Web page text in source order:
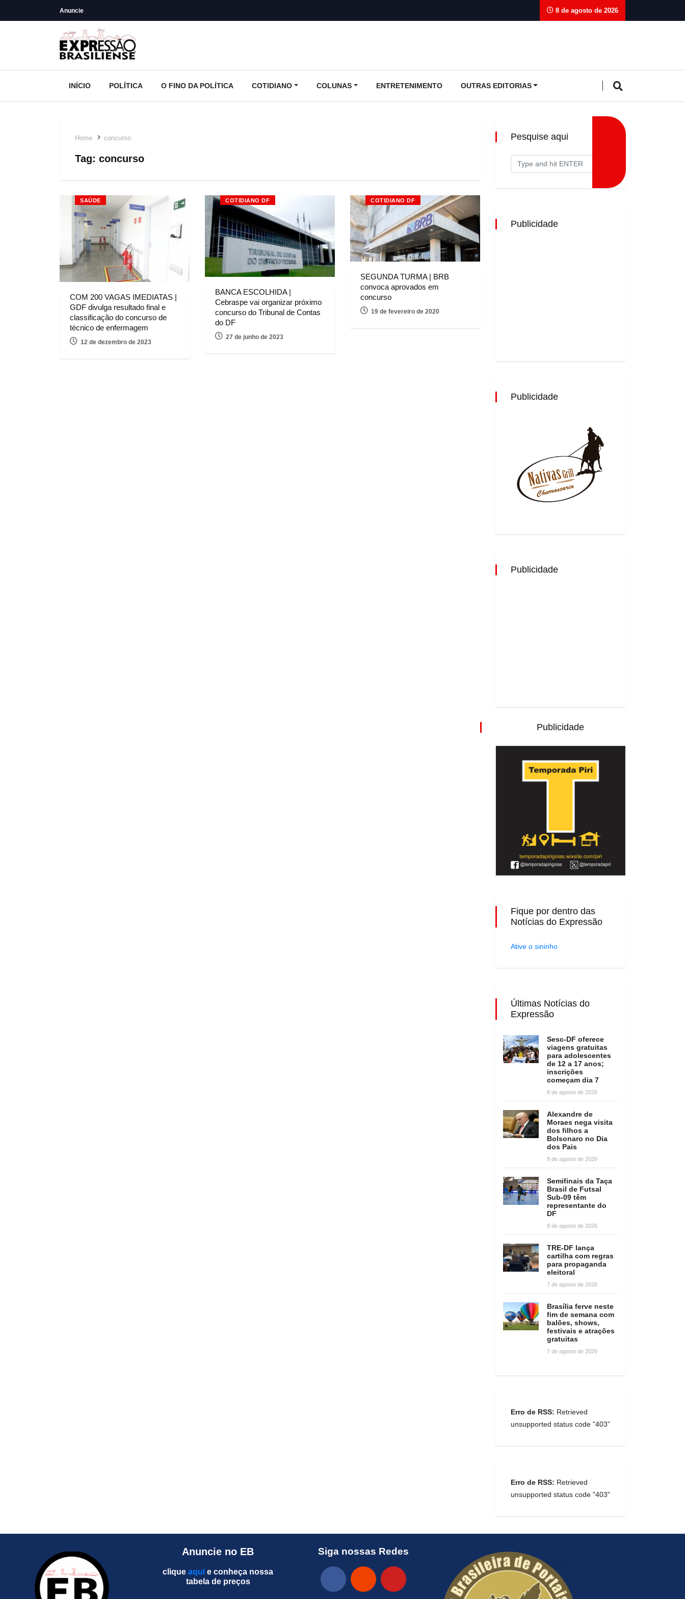
Anuncie 8 de agosto de 2026
INÍCIO POLÍTICA O FINO DA POLÍTICA COTIDIANO COLUNAS ENTRETENIMENTO OUTRAS EDITORIAS
Home concurso
Tag: concurso
SAÚDE
COM 200 VAGAS IMEDIATAS |
GDF divulga resultado final e
classificação do concurso de
técnico de enfermagem
12 de dezembro de 2023
COTIDIANO DF
BANCA ESCOLHIDA |
Cebraspe vai organizar próximo
concurso do Tribunal de Contas
do DF
27 de junho de 2023
COTIDIANO DF
SEGUNDA TURMA | BRB
convoca aprovados em
concurso
19 de fevereiro de 2020
Pesquise aqui
Publicidade
Publicidade
Publicidade
Publicidade
Fique por dentro das
Notícias do Expressão
Ative o sininho
Últimas Notícias do
Expressão
Sesc-DF oferece
viagens gratuitas
para adolescentes
de 12 a 17 anos;
inscrições
começam dia 7
8 de agosto de 2026
Alexandre de
Moraes nega visita
dos filhos a
Bolsonaro no Dia
dos Pais
8 de agosto de 2026
Semifinais da Taça
Brasil de Futsal
Sub-09 têm
representante do
DF
8 de agosto de 2026
TRE-DF lança
cartilha com regras
para propaganda
eleitoral
7 de agosto de 2026
Brasília ferve neste
fim de semana com
balões, shows,
festivais e atrações
gratuitas
7 de agosto de 2026
Erro de RSS: Retrieved
unsupported status code "403"
Erro de RSS: Retrieved
unsupported status code "403"
Anuncie no EB
clique aqui e conheça nossa
tabela de preços
Siga nossas Redes